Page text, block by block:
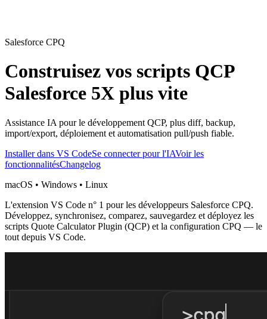
Salesforce CPQ
Construisez vos scripts QCP
Salesforce 5X plus vite
Assistance IA pour le développement QCP, plus diff, backup,
import/export, déploiement et automatisation pull/push fiable.
Installer dans VS CodeSe connecter pour l'IAVoir les
fonctionnalitésChangelog
macOS • Windows • Linux
L'extension VS Code n° 1 pour les développeurs Salesforce CPQ.
Développez, synchronisez, comparez, sauvegardez et déployez les
scripts Quote Calculator Plugin (QCP) et la configuration CPQ — le
tout depuis VS Code.